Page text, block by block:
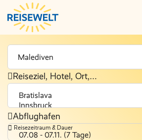
Reiseziel, Hotel, Ort,…
Abflughafen
Reisezeitraum & Dauer
07.08 - 07.11. (7 Tage)